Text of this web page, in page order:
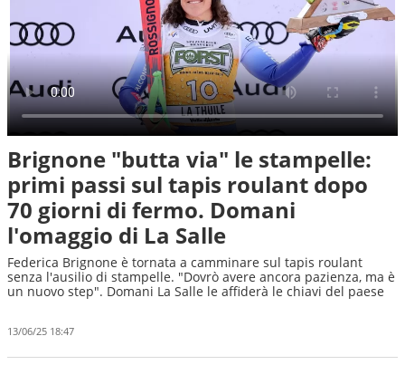
Brignone "butta via" le stampelle:
primi passi sul tapis roulant dopo
70 giorni di fermo. Domani
l'omaggio di La Salle
Federica Brignone è tornata a camminare sul tapis roulant
senza l'ausilio di stampelle. "Dovrò avere ancora pazienza, ma è
un nuovo step". Domani La Salle le affiderà le chiavi del paese
13/06/25 18:47